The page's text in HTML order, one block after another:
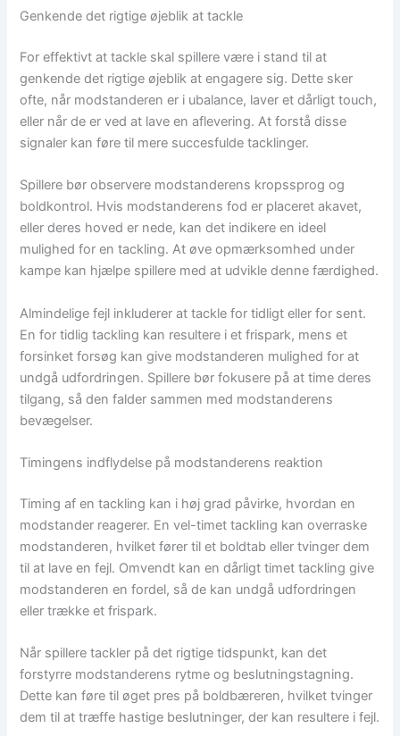
Genkende det rigtige øjeblik at tackle
For effektivt at tackle skal spillere være i stand til at
genkende det rigtige øjeblik at engagere sig. Dette sker
ofte, når modstanderen er i ubalance, laver et dårligt touch,
eller når de er ved at lave en aflevering. At forstå disse
signaler kan føre til mere succesfulde tacklinger.
Spillere bør observere modstanderens kropssprog og
boldkontrol. Hvis modstanderens fod er placeret akavet,
eller deres hoved er nede, kan det indikere en ideel
mulighed for en tackling. At øve opmærksomhed under
kampe kan hjælpe spillere med at udvikle denne færdighed.
Almindelige fejl inkluderer at tackle for tidligt eller for sent.
En for tidlig tackling kan resultere i et frispark, mens et
forsinket forsøg kan give modstanderen mulighed for at
undgå udfordringen. Spillere bør fokusere på at time deres
tilgang, så den falder sammen med modstanderens
bevægelser.
Timingens indflydelse på modstanderens reaktion
Timing af en tackling kan i høj grad påvirke, hvordan en
modstander reagerer. En vel-timet tackling kan overraske
modstanderen, hvilket fører til et boldtab eller tvinger dem
til at lave en fejl. Omvendt kan en dårligt timet tackling give
modstanderen en fordel, så de kan undgå udfordringen
eller trække et frispark.
Når spillere tackler på det rigtige tidspunkt, kan det
forstyrre modstanderens rytme og beslutningstagning.
Dette kan føre til øget pres på boldbæreren, hvilket tvinger
dem til at træffe hastige beslutninger, der kan resultere i fejl.